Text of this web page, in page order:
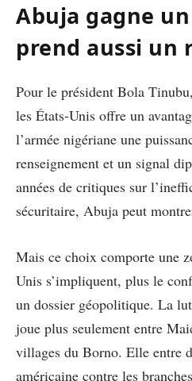
Abuja gagne
prend aussi un
Pour le président Bola
les États-Unis offre un
l’armée nigériane une
renseignement et un signal
années de critiques sur
sécuritaire, Abuja peut
Mais ce choix comporte une
Unis s’impliquent, plus le
un dossier géopolitique. La
joue plus seulement entre
villages du Borno. Elle entre
américaine contre les